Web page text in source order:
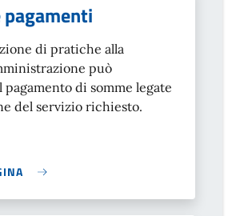
pagamenti
di pratiche alla
può
di somme legate
del servizio richiesto.